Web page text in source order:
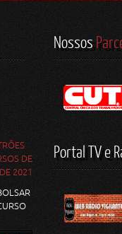
DE
2021
Nossos
Portal TV e